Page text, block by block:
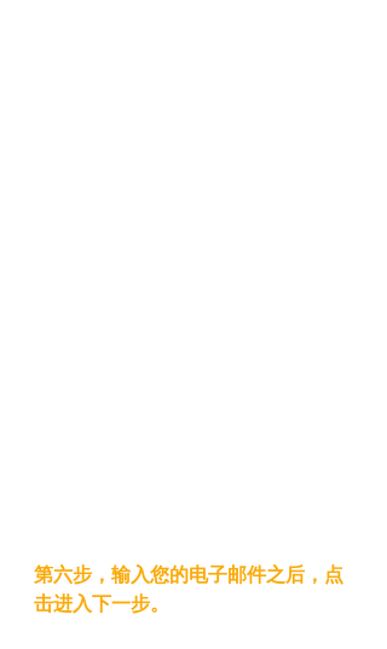
第六步，输入您的电子邮件之后，点
击进入下一步。